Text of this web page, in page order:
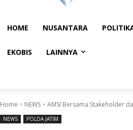
HOME NUSANTARA
EKOBIS LAINNYA
Home NEWS AMSI Bersama Stakeholder
NEWS POLDA JATIM